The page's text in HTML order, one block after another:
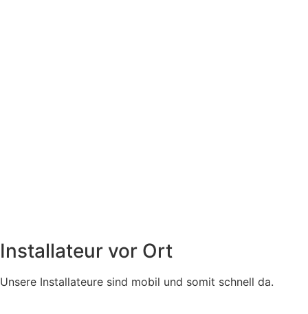
Installateur vor Ort
Unsere Installateure sind mobil und somit schnell da.